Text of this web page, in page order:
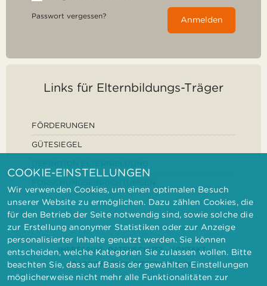
Passwort vergessen? Anmelden
Links für Elternbildungs-Träger
FÖRDERUNGEN
GÜTESIEGEL
IMPRESSUM DATENSCHUTZ
KONTAKT
BARRIEREFREIHEITSERKLÄRUNG
COOKIE-EINSTELLUNGEN
Wir verwenden Cookies, um einen optimalen Besuch
unserer Website zu ermöglichen. Dazu zählen Cookies, die
für den Betrieb der Seite notwendig sind, sowie solche die
zur Erstellung anonymer Statistiken oder zur Anzeige
personalisierter Inhalte genutzt werden. Sie können
entscheiden, welche Kategorien Sie zulassen wollen. Bitte
beachten Sie, dass auf Basis der gewählten Einstellungen
möglicherweise nicht mehr alle Funktionalitäten zur